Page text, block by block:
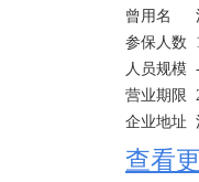
曾用名	江西铭顺竹木制品有限公司
参保人数	1
人员规模	-
营业期限	2004-11-17 至 2034-11-16
企业地址	江西省南昌市新建区长堎镇长堎村
经营范围	竹制品加工(凭有效的木竹经营(加工)许可证经)、床上用品、纺织品生产、土产品销售;服装加工
销售。 依
查看